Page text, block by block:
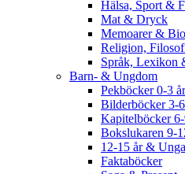
Hälsa, Sport &
Mat & Dryck
Memoarer &
Religion,
Språk, Lexikon
Barn- & Ungdom
Pekböcker 0-3 år
Bilderböcker 3-
Kapitelböcker
Bokslukaren 9-
12-15 år &
Faktaböcker